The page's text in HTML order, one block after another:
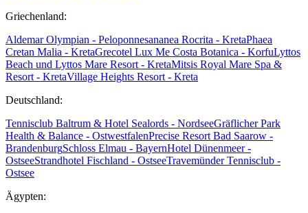
Griechenland:
Aldemar Olympian - Peloponnesananea Rocrita - KretaPhaea
Cretan Malia - KretaGrecotel Lux Me Costa Botanica - KorfuLyttos
Beach und Lyttos Mare Resort - KretaMitsis Royal Mare Spa &
Resort - KretaVillage Heights Resort - Kreta
Deutschland:
Tennisclub Baltrum & Hotel Sealords - NordseeGräflicher Park
Health & Balance - OstwestfalenPrecise Resort Bad Saarow -
BrandenburgSchloss Elmau - BayernHotel Dünenmeer -
OstseeStrandhotel Fischland - OstseeTravemünder Tennisclub -
Ostsee
Ägypten: